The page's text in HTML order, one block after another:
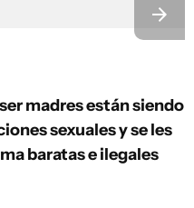
madres están siendo
sexuales y se les
baratas e ilegales